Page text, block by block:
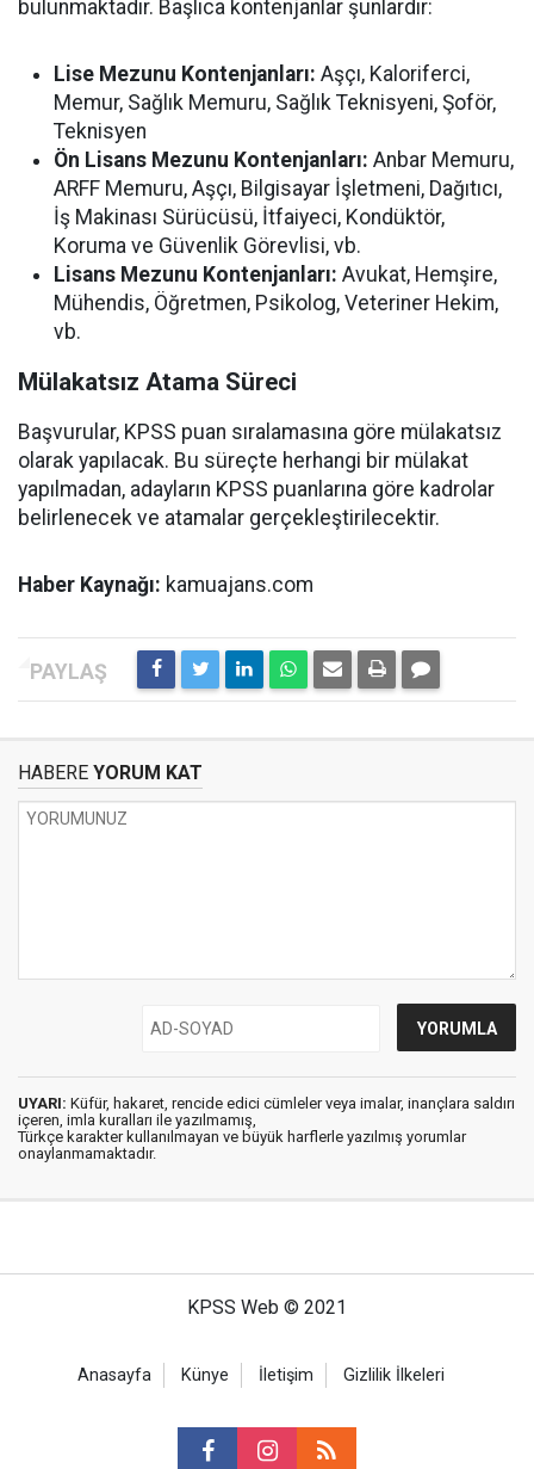
bulunmaktadır. Başlıca kontenjanlar şunlardır:
Lise Mezunu Kontenjanları: Aşçı, Kaloriferci,
Memur, Sağlık Memuru, Sağlık Teknisyeni, Şoför,
Teknisyen
Ön Lisans Mezunu Kontenjanları: Anbar Memuru,
ARFF Memuru, Aşçı, Bilgisayar İşletmeni, Dağıtıcı,
İş Makinası Sürücüsü, İtfaiyeci, Kondüktör,
Koruma ve Güvenlik Görevlisi, vb.
Lisans Mezunu Kontenjanları: Avukat, Hemşire,
Mühendis, Öğretmen, Psikolog, Veteriner Hekim,
vb.
Mülakatsız Atama Süreci
Başvurular, KPSS puan sıralamasına göre mülakatsız
olarak yapılacak. Bu süreçte herhangi bir mülakat
yapılmadan, adayların KPSS puanlarına göre kadrolar
belirlenecek ve atamalar gerçekleştirilecektir.
Haber Kaynağı: kamuajans.com
HABERE YORUM KAT
UYARI: Küfür, hakaret, rencide edici cümleler veya imalar, inançlara saldırı
içeren, imla kuralları ile yazılmamış,
Türkçe karakter kullanılmayan ve büyük harflerle yazılmış yorumlar
onaylanmamaktadır.
KPSS Web © 2021
Anasayfa Künye İletişim Gizlilik İlkeleri